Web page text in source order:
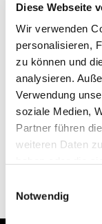
Diese Webseite
Wir verwenden
personalisieren,
zu können und
analysieren.
Verwendung
soziale Medien,
Partner führen
weiteren Daten
Notwendig